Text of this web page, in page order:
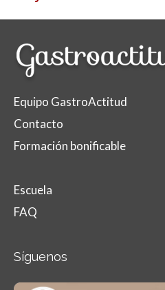
Equipo GastroActitud
Contacto
Formación bonificable
Escuela
FAQ
Síguenos